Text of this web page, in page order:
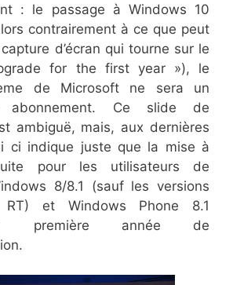
: le passage à Windows 10
contrairement à ce que peut
d’écran qui tourne sur le
for the first year »), le
de Microsoft ne sera un
abonnement. Ce slide de
ambiguë, mais, aux dernières
ci indique juste que la mise à
pour les utilisateurs de
8/8.1 (sauf les versions
RT) et Windows Phone 8.1
première année de